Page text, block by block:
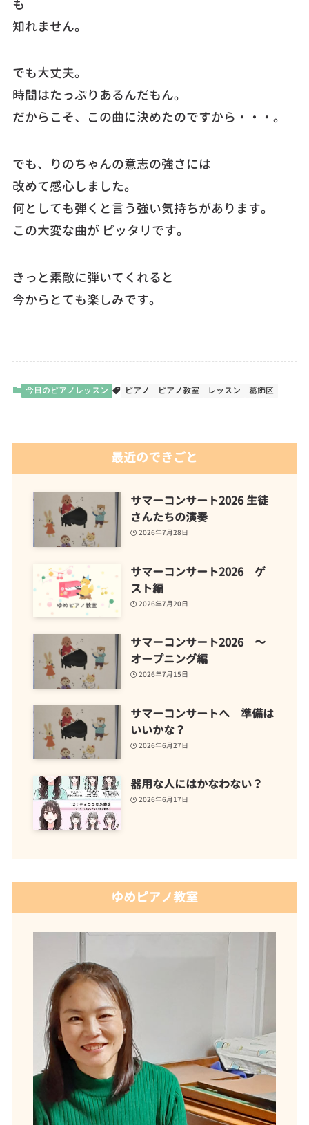
も
知れません。
でも大丈夫。
時間はたっぷりあるんだもん。
だからこそ、この曲に決めたのですから・・・。
でも、りのちゃんの意志の強さには
改めて感心しました。
何としても弾くと言う強い気持ちがあります。
この大変な曲が ピッタリです。
きっと素敵に弾いてくれると
今からとても楽しみです。
今日のピアノレッスン ピアノ ピアノ教室 レッスン 葛飾区
最近のできごと
サマーコンサート2026 生徒
さんたちの演奏
2026年7月28日
サマーコンサート2026 ゲ
スト編
2026年7月20日
サマーコンサート2026 ～
オープニング編
2026年7月15日
サマーコンサートへ 準備は
いいかな？
2026年6月27日
器用な人にはかなわない？
2026年6月17日
ゆめピアノ教室